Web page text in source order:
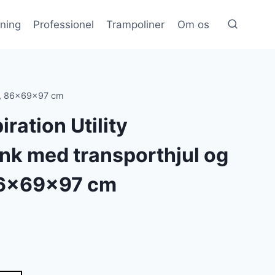
Professionel Trampoliner Om os
86x69x97 cm
Utility
med transporthjul og
cm